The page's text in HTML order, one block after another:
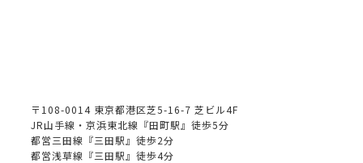
〒108-0014 東京都港区芝5-16-7 芝ビル4F
JR山手線・京浜東北線『田町駅』徒歩5分
都営三田線『三田駅』徒歩2分
都営浅草線『三田駅』徒歩4分